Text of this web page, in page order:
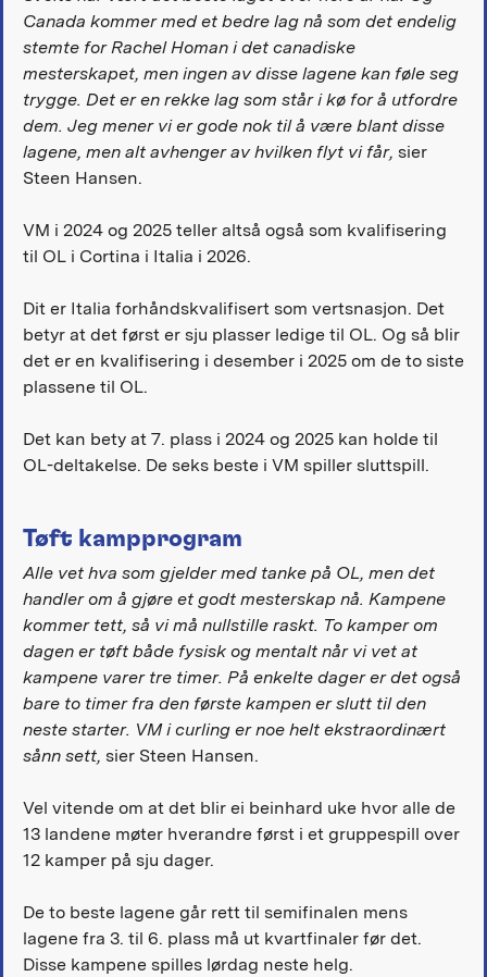
Canada kommer med et bedre lag nå som det endelig
stemte for Rachel Homan i det canadiske
mesterskapet, men ingen av disse lagene kan føle seg
trygge. Det er en rekke lag som står i kø for å utfordre
dem. Jeg mener vi er gode nok til å være blant disse
lagene, men alt avhenger av hvilken flyt vi får, sier
Steen Hansen.
VM i 2024 og 2025 teller altså også som kvalifisering
til OL i Cortina i Italia i 2026.
Dit er Italia forhåndskvalifisert som vertsnasjon. Det
betyr at det først er sju plasser ledige til OL. Og så blir
det er en kvalifisering i desember i 2025 om de to siste
plassene til OL.
Det kan bety at 7. plass i 2024 og 2025 kan holde til
OL-deltakelse. De seks beste i VM spiller sluttspill.
Tøft kampprogram
Alle vet hva som gjelder med tanke på OL, men det
handler om å gjøre et godt mesterskap nå. Kampene
kommer tett, så vi må nullstille raskt. To kamper om
dagen er tøft både fysisk og mentalt når vi vet at
kampene varer tre timer. På enkelte dager er det også
bare to timer fra den første kampen er slutt til den
neste starter. VM i curling er noe helt ekstraordinært
sånn sett, sier Steen Hansen.
Vel vitende om at det blir ei beinhard uke hvor alle de
13 landene møter hverandre først i et gruppespill over
12 kamper på sju dager.
De to beste lagene går rett til semifinalen mens
lagene fra 3. til 6. plass må ut kvartfinaler før det.
Disse kampene spilles lørdag neste helg.